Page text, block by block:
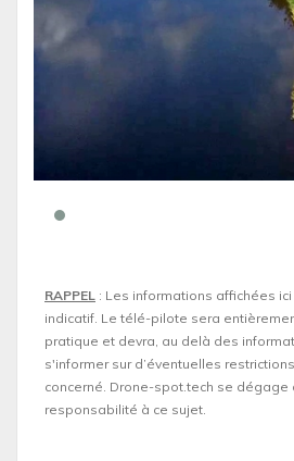
RAPPEL : Les informations affichées
indicatif. Le télé-pilote sera
pratique et devra, au delà des
s'informer sur d’éventuelles
concerné. Drone-spot.tech se dégage
responsabilité à ce sujet.